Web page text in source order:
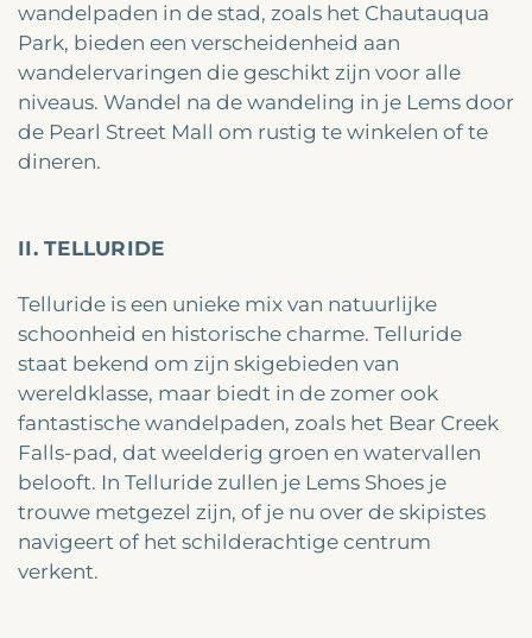
wandelpaden in de stad, zoals het Chautauqua
Park, bieden een verscheidenheid aan
wandelervaringen die geschikt zijn voor alle
niveaus. Wandel na de wandeling in je Lems door
de Pearl Street Mall om rustig te winkelen of te
dineren.
II. TELLURIDE
Telluride is een unieke mix van natuurlijke
schoonheid en historische charme. Telluride
staat bekend om zijn skigebieden van
wereldklasse, maar biedt in de zomer ook
fantastische wandelpaden, zoals het Bear Creek
Falls-pad, dat weelderig groen en watervallen
belooft. In Telluride zullen je Lems Shoes je
trouwe metgezel zijn, of je nu over de skipistes
navigeert of het schilderachtige centrum
verkent.